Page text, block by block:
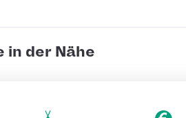
in der Nähe